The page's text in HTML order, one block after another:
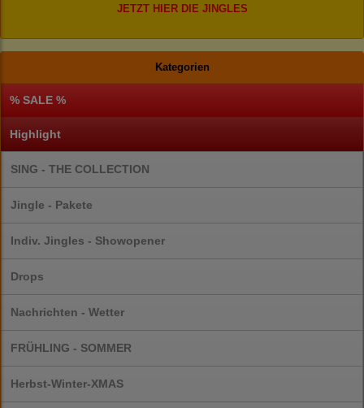
JETZT HIER DIE JINGLES
Kategorien
% SALE %
Highlight
SING - THE COLLECTION
Jingle - Pakete
Indiv. Jingles - Showopener
Drops
Nachrichten - Wetter
FRÜHLING - SOMMER
Herbst-Winter-XMAS